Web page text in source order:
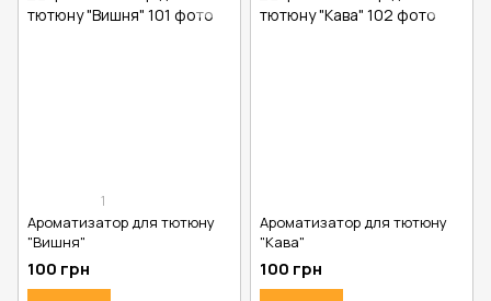
1
Ароматизатор для тютюну
"Вишня"
100 грн
Ароматизатор для тютюну
"Кава"
100 грн